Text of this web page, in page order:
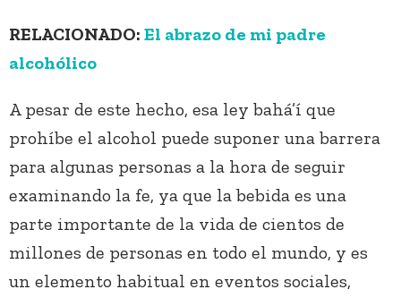
RELACIONADO: El abrazo de mi padre
alcohólico
A pesar de este hecho, esa ley bahá’í que
prohíbe el alcohol puede suponer una barrera
para algunas personas a la hora de seguir
examinando la fe, ya que la bebida es una
parte importante de la vida de cientos de
millones de personas en todo el mundo, y es
un elemento habitual en eventos sociales,